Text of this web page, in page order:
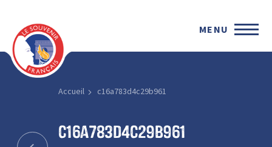
MENU
Accueil c16a783d4c29b961
c16a783d4c29b961